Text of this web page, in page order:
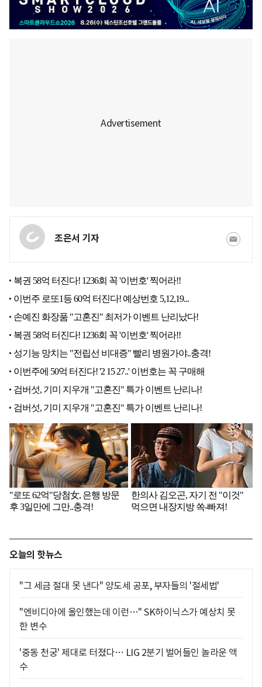
조은서 기자
오늘의 핫뉴스
"그 세금 절대 못 낸다" 양도세 공포, 부자들의 '절세법'
"엔비디아에 올인했는데 이런…" SK하이닉스가 예상치 못
한 변수
'중동 천궁' 제대로 터졌다… LIG 2분기 벌어들인 놀라운 액
수